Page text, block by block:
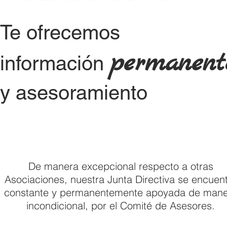
Te ofrecemos
información
y asesoramiento
De manera excepcional respecto a otras
Asociaciones, nuestra Junta Directiva se
constante y permanentemente apoyada de
incondicional, por el Comité de Asesores.